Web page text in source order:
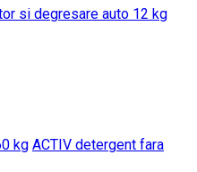
si degresare auto 12 kg
ACTIV detergent fara